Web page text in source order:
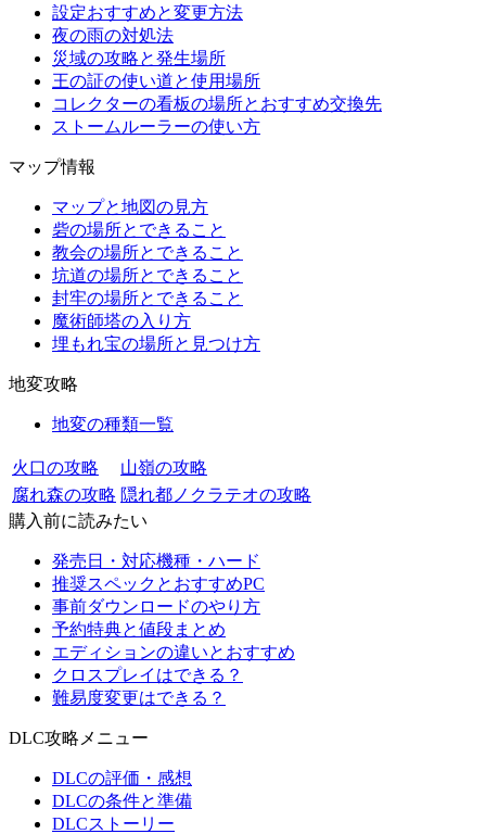
設定おすすめと変更方法
夜の雨の対処法
災域の攻略と発生場所
王の証の使い道と使用場所
コレクターの看板の場所とおすすめ交換先
ストームルーラーの使い方
マップ情報
マップと地図の見方
砦の場所とできること
教会の場所とできること
坑道の場所とできること
封牢の場所とできること
魔術師塔の入り方
埋もれ宝の場所と見つけ方
地変攻略
地変の種類一覧
火口の攻略
山嶺の攻略
腐れ森の攻略 隠れ都ノクラテオの攻略
購入前に読みたい
発売日・対応機種・ハード
推奨スペックとおすすめPC
事前ダウンロードのやり方
予約特典と値段まとめ
エディションの違いとおすすめ
クロスプレイはできる？
難易度変更はできる？
DLC攻略メニュー
DLCの評価・感想
DLCの条件と準備
DLCストーリー